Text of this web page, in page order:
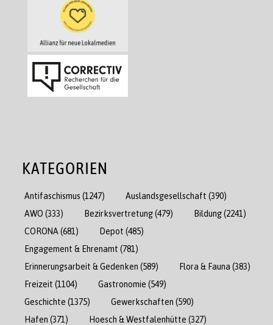
KATEGORIEN
Antifaschismus (1247) Auslandsgesellschaft (390)
AWO (333) Bezirksvertretung(479) Bildung(2241)
CORONA (681) Depot (485)
Engagement & Ehrenamt (781)
Erinnerungsarbeit & Gedenken (589) Flora & Fauna (383)
Freizeit (1104) Gastronomie (549)
Geschichte (1375) Gewerkschaften (590)
Hafen (371) Hoesch & Westfalenhütte (327)